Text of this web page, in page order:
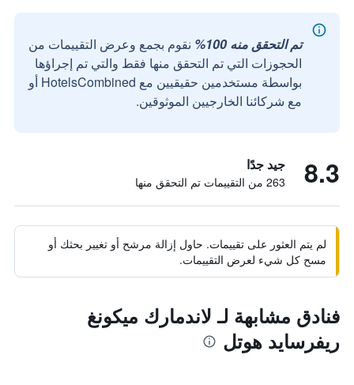
تم التحقق منه 100%
نقوم بجمع وعرض التقييمات من
الحجوزات التي تم التحقق منها فقط والتي تم إجراؤها
بواسطة مستخدمين حقيقيين مع HotelsCombined أو
مع شركائنا الخارجيين الموثوقين.
8.3 جيد جدًا
263 من التقييمات تم التحقق منها
لم يتم العثور على تقييمات. حاول إزالة مرشح أو تغيير بحثك أو
مسح كل شيء لعرض التقييمات.
فنادق مشابهة لـ لاندمارك ميكونغ
ريفرسايد هوتل